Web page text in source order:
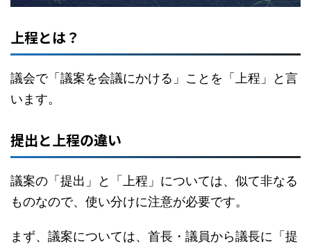
上程とは？
議会で「議案を会議にかける」ことを「上程」と言
います。
提出と上程の違い
議案の「提出」と「上程」については、似て非なる
ものなので、使い分けに注意が必要です。
まず、議案については、首長・議員から議長に「提